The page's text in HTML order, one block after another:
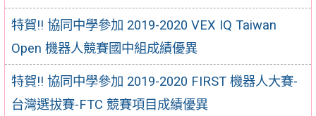
特賀!! 協同中學參加 2019-2020 VEX IQ Taiwan
Open 機器人競賽國中組成績優異
特賀!! 協同中學參加 2019-2020 FIRST 機器人大賽-
台灣選拔賽-FTC 競賽項目成績優異